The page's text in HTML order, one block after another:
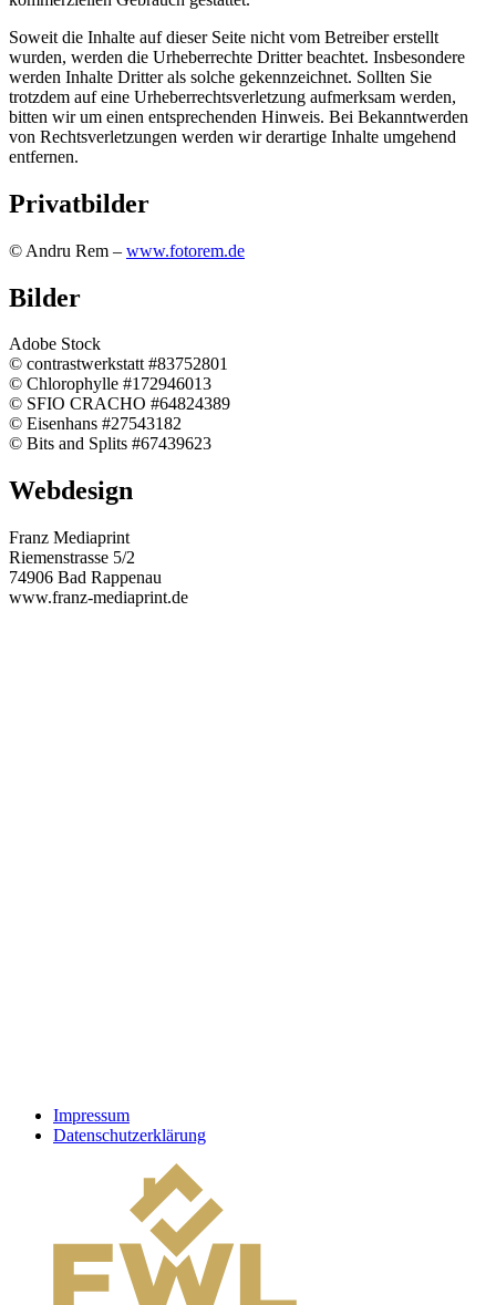
Soweit die Inhalte auf dieser Seite nicht vom Betreiber erstellt
wurden, werden die Urheberrechte Dritter beachtet. Insbesondere
werden Inhalte Dritter als solche gekennzeichnet. Sollten Sie
trotzdem auf eine Urheberrechtsverletzung aufmerksam werden,
bitten wir um einen entsprechenden Hinweis. Bei Bekanntwerden
von Rechtsverletzungen werden wir derartige Inhalte umgehend
entfernen.
Privatbilder
© Andru Rem – www.fotorem.de
Bilder
Adobe Stock
© contrastwerkstatt #83752801
© Chlorophylle #172946013
© SFIO CRACHO #64824389
© Eisenhans #27543182
© Bits and Splits #67439623
Webdesign
Franz Mediaprint
Riemenstrasse 5/2
74906 Bad Rappenau
www.franz-mediaprint.de
Impressum
Datenschutzerklärung